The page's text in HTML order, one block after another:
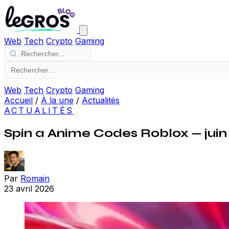
Web Tech Crypto Gaming
Web Tech Crypto Gaming
Accueil / À la une / Actualités
ACTUALITÉS
Spin a Anime Codes Roblox —
Par Romain
23 avril 2026